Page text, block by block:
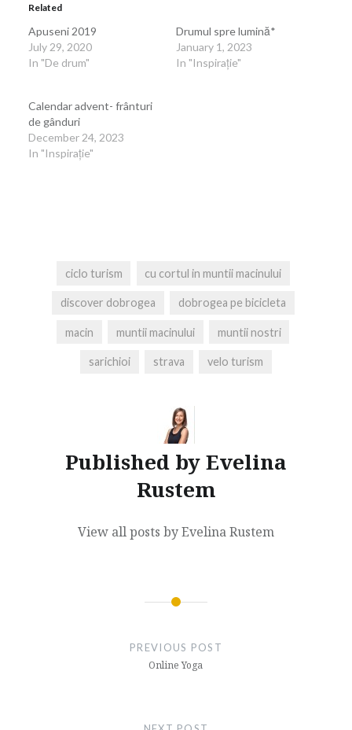
Related
Apuseni 2019
July 29, 2020
In "De drum"
Drumul spre lumină*
January 1, 2023
In "Inspirație"
Calendar advent- frânturi
de gânduri
December 24, 2023
In "Inspirație"
ciclo turism cu cortul in muntii macinului
discover dobrogea dobrogea pe bicicleta
macin muntii macinului muntii nostri
sarichioi strava velo turism
Published byEvelina
Rustem
View all posts by Evelina Rustem
PREVIOUS POST
Online Yoga